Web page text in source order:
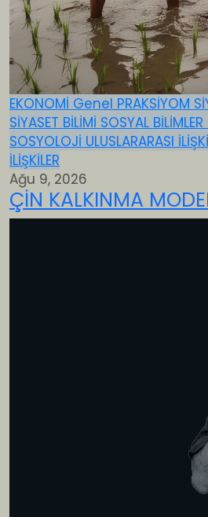
EKONOMİ Genel PRAKSİYOM
SİYASET BİLİMİ SOSYAL BİLİMLER
SOSYOLOJİ ULUSLARARASI
İLİŞKİLER
Ağu 9, 2026
ÇİN KALKINMA